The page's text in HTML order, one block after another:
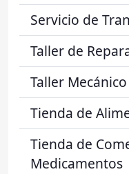
Servicio de
Taller de
Taller Mecánico
Tienda de
Tienda de
Medicamentos